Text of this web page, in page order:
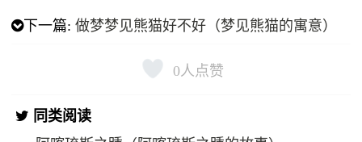
下一篇:做梦梦见熊猫好不好（梦见熊猫的寓意）
0 人点赞
同类阅读